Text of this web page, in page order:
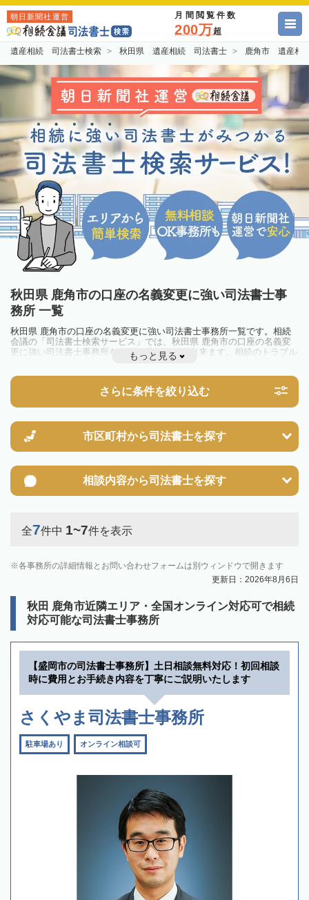
朝日新聞社運営 月間閲覧件数
200万超
遺産相続 司法書士検索 秋田県 遺産相続 司法書士 鹿角市 遺産相
秋田県 鹿角市の口座の名義変更に強い司法書士事
務所 一覧
秋田県 鹿角市の口座の名義変更に強い司法書士事務所一覧です。相続
会議の「司法書士検索サービス」では、秋田県 鹿角市の口座の名義変
更に強い司法書士事務所を一覧で見ることが出来ます。相続のトラブル
やお悩みを抱えている方は一度近隣の司法書士に相談してみましょう。
もっと見る
さらに条件を絞り込む
市区町村から司法書士を探す
相談内容から司法書士を探す
全7件中 1~7件を表示
各事務所の詳細情報とお問い合わせフォームは別ウィンドウで開きます
更新日：2026年8月6日
秋田 鹿角市近隣エリア・全国オンライン対応可で相続
対応可能な司法書士事務所
【盛岡市の司法書士事務所】土日相談無料対応！初回相談
時に費用とお手続き内容を丁寧にご説明いたします
さくやま司法書士事務所
駐車場あり オンライン相談可